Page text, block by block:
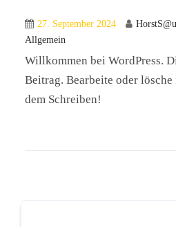
27. September 2024
Allgemein
Willkommen bei WordPress.
Beitrag. Bearbeite oder
dem Schreiben!